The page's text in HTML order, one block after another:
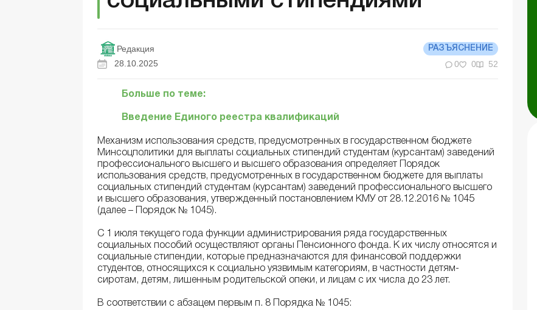
Редакция РАЗЪЯСНЕНИЕ
28.10.2025 0 0 52
Больше по теме:
Введение Единого реестра квалификаций
Механизм использования средств, предусмотренных в государственном бюджете
Минсоцполитики для выплаты социальных стипендий студентам (курсантам) заведений
профессионального высшего и высшего образования определяет Порядок
использования средств, предусмотренных в государственном бюджете для выплаты
социальных стипендий студентам (курсантам) заведений профессионального высшего
и высшего образования, утвержденный постановлением КМУ от 28.12.2016 № 1045
(далее – Порядок № 1045).
С 1 июля текущего года функции администрирования ряда государственных
социальных пособий осуществляют органы Пенсионного фонда. К их числу относятся и
социальные стипендии, которые предназначаются для финансовой поддержки
студентов, относящихся к социально уязвимым категориям, в частности детям-
сиротам, детям, лишенным родительской опеки, и лицам с их числа до 23 лет.
В соответствии с абзацем первым п. 8 Порядка № 1045: